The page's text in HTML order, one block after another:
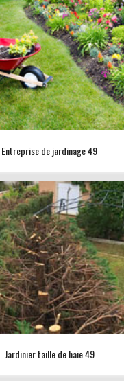
Entreprise de jardinage 49
Jardinier taille de haie 49